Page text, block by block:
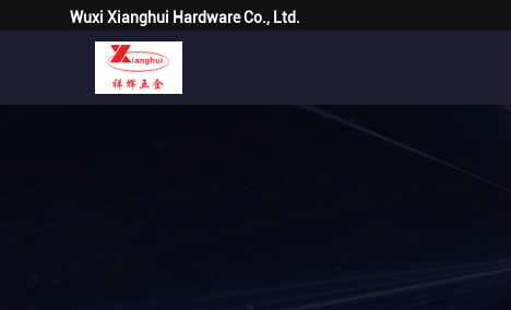
Wuxi Xianghui Hardware Co., Ltd.